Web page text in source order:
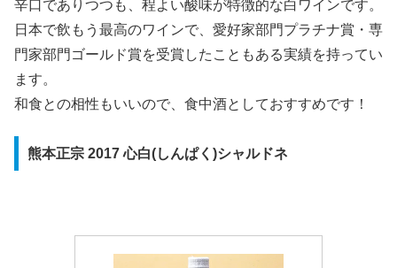
辛口でありつつも、程よい酸味が特徴的な白ワインです。
日本で飲もう最高のワインで、愛好家部門プラチナ賞・専
門家部門ゴールド賞を受賞したこともある実績を持ってい
ます。
和食との相性もいいので、食中酒としておすすめです！
熊本正宗 2017 心白(しんぱく)シャルドネ